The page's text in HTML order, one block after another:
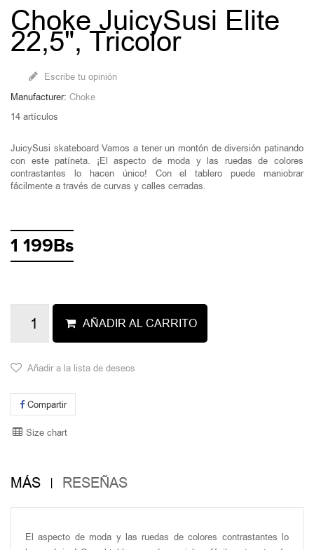
Choke JuicySusi Elite
22,5", Tricolor
Escribe tu opinión
Manufacturer: Choke
14 artículos
JuicySusi skateboard Vamos a tener un montón de diversión patinando
con este patíneta. ¡El aspecto de moda y las ruedas de colores
contrastantes lo hacen único! Con el tablero puede maniobrar
fácilmente a través de curvas y calles cerradas.
1 199Bs
AÑADIR AL CARRITO
Añadir a la lista de deseos
Compartir
Size chart
MÁS RESEÑAS
El aspecto de moda y las ruedas de colores contrastantes lo